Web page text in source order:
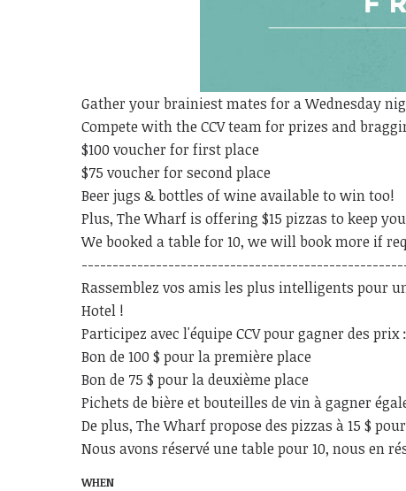
Gather your brainiest mates for a Wednesday
Compete with the CCV team for prizes and
$100 voucher for first place
$75 voucher for second place
Beer jugs & bottles of wine available to win too!
Plus, The Wharf is offering $15 pizzas to keep
We booked a table for 10, we will book more if
Rassemblez vos amis les plus intelligents pour
Hotel !
Participez avec l'équipe CCV pour gagner des prix :
Bon de 100 $ pour la première place
Bon de 75 $ pour la deuxième place
Pichets de bière et bouteilles de vin à gagner
De plus, The Wharf propose des pizzas à 15 $
Nous avons réservé une table pour 10, nous en
WHEN